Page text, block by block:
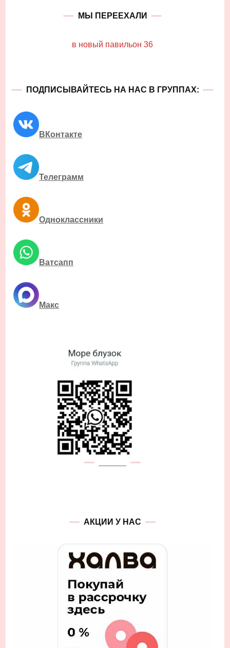
МЫ ПЕРЕЕХАЛИ
в новый павильон 36
ПОДПИСЫВАЙТЕСЬ НА НАС В ГРУППАХ:
ВКонтакте
Телеграмм
Одноклассники
Ватсапп
Макс
АКЦИИ У НАС